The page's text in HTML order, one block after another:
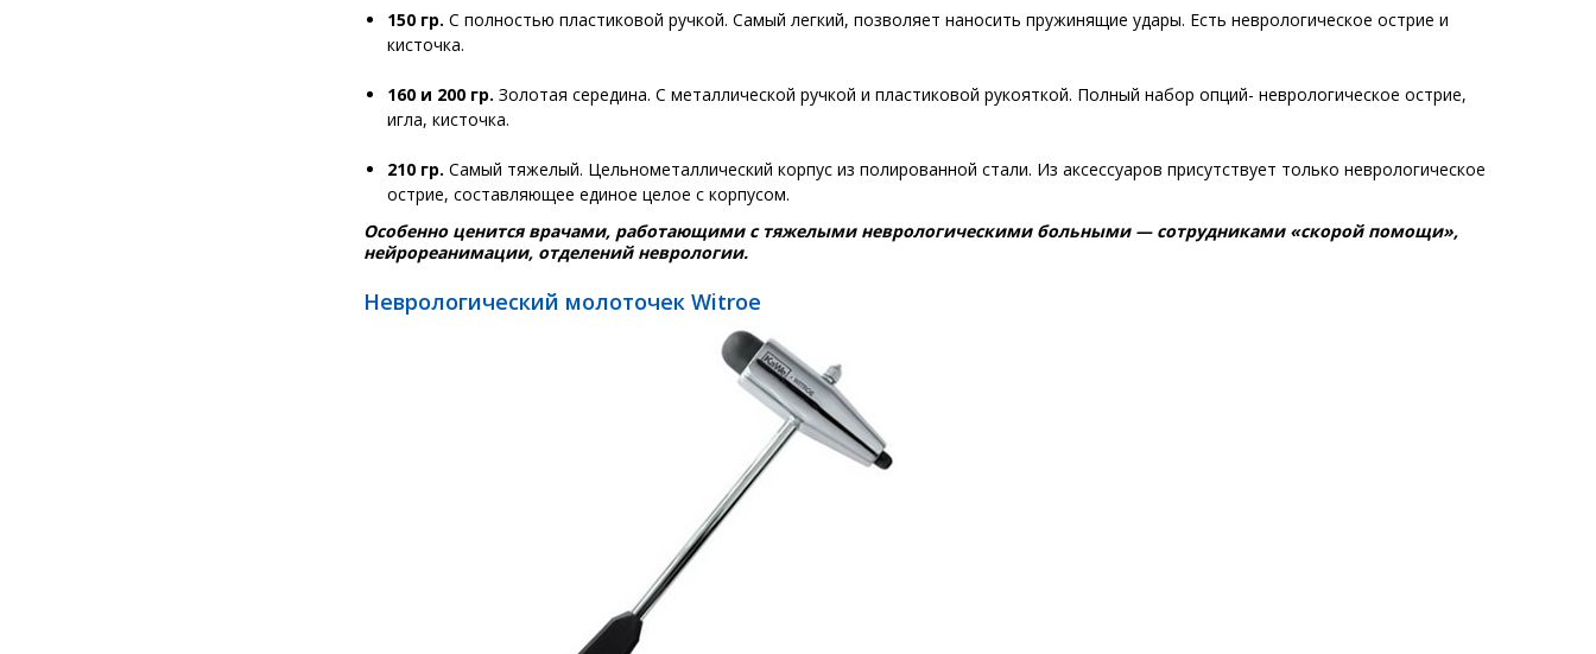
150 гр. С полностью пластиковой ручкой. Самый легкий, позволяет наносить пружинящие удары. Есть неврологическое острие и
кисточка.
160 и 200 гр. Золотая середина. С металлической ручкой и пластиковой рукояткой. Полный набор опций- неврологическое острие,
игла, кисточка.
210 гр. Самый тяжелый. Цельнометаллический корпус из полированной стали. Из аксессуаров присутствует только неврологическое
острие, составляющее единое целое с корпусом.
Особенно ценится врачами, работающими с тяжелыми неврологическими больными — сотрудниками «скорой помощи»,
нейрореанимации, отделений неврологии.
Неврологический молоточек Witroe